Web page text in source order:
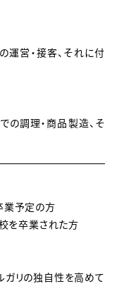
レストラン」は小規
社員からジェネラル
がわかり、所属やポ
できる。
運営・接客、それに付
の調理・商品製造、そ
業予定の方
を卒業された方
ガリの独自性を高めて